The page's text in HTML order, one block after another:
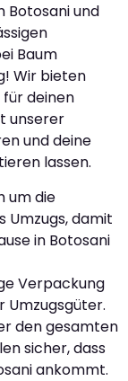
Botosani und
Baum
Wir bieten
deinen
unserer
und deine
lassen.
um die
Umzugs, damit
in Botosani
Verpackung
Umzugsgüter.
den gesamten
sicher, dass
ankommt.